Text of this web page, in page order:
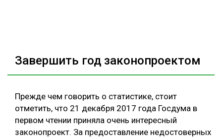
Завершить год законопроектом
Прежде чем говорить о статистике, стоит
отметить, что 21 декабря 2017 года Госдума в
первом чтении приняла очень интересный
законопроект. За предоставление недостоверных